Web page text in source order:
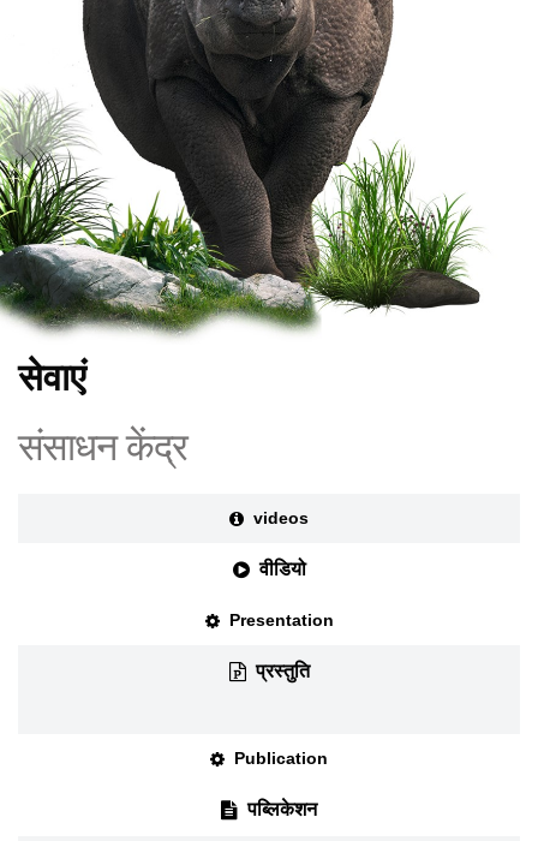
सेवाएं
संसाधन केंद्र
videos
वीडियो
Presentation
प्रस्तुति
Publication
पब्लिकेशन